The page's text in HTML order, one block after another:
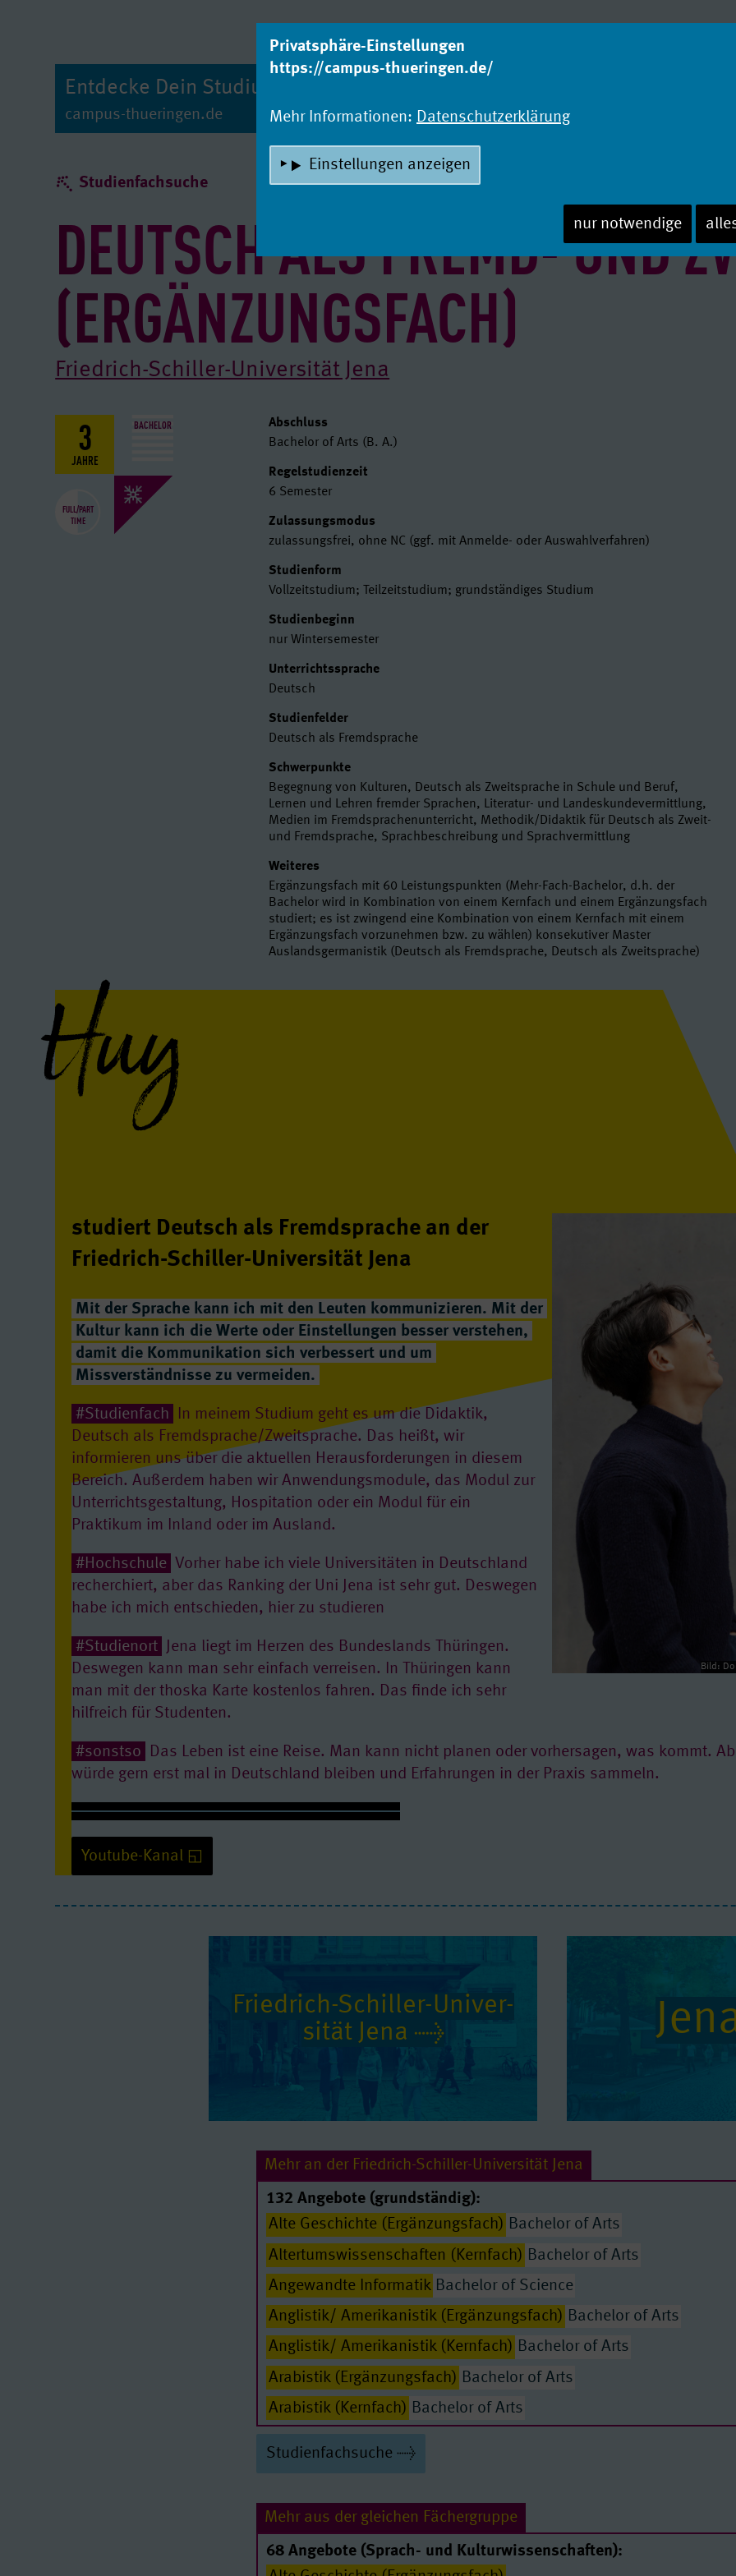
Entdecke Dein Studium!
campus-thueringen.de Studienangebot
Studienfachsuche
DEUTSCH ALS FREMD- UND
(ERGÄNZUNGSFACH)
Friedrich-Schiller-Universität Jena
3
JAHRE
BACHELOR
FULL/PART
TIME
Basisdaten
Abschluss
Bachelor of Arts (B. A.)
Regelstudienzeit
6 Semester
Zulassungsmodus
zulassungsfrei, ohne NC (ggf. mit Anmelde- oder Auswahlverfahren)
Studienform
Vollzeitstudium; Teilzeitstudium; grundständiges Studium
Studienbeginn
nur Wintersemester
Unterrichtssprache
Deutsch
Studienfelder
Deutsch als Fremdsprache
Schwerpunkte
Begegnung von Kulturen, Deutsch als Zweitsprache in Schule und Beruf,
Lernen und Lehren fremder Sprachen, Literatur- und Landeskundevermittlung,
Medien im Fremdsprachenunterricht, Methodik/Didaktik für Deutsch als Zweit-
und Fremdsprache, Sprachbeschreibung und Sprachvermittlung
Weiteres
Ergänzungsfach mit 60 Leistungspunkten (Mehr-Fach-Bachelor, d.h. der
Bachelor wird in Kombination von einem Kernfach und einem Ergänzungsfach
studiert; es ist zwingend eine Kombination von einem Kernfach mit einem
Ergänzungsfach vorzunehmen bzw. zu wählen) konsekutiver Master
Auslandsgermanistik (Deutsch als Fremdsprache, Deutsch als Zweitsprache)
Interview(s)
Huy
Bild:
studiert Deutsch als Fremdsprache an der
Friedrich-Schiller-Universität Jena
Mit der Sprache kann ich mit den Leuten kommunizieren. Mit der
Kultur kann ich die Werte oder Einstellungen besser verstehen,
damit die Kommunikation sich verbessert und um
Missverständnisse zu vermeiden.
#Studienfach
In meinem Studium geht es um die Didaktik,
Deutsch als Fremdsprache/Zweitsprache. Das heißt, wir
informieren uns über die aktuellen Herausforderungen in diesem
Bereich. Außerdem haben wir Anwendungsmodule, das Modul zur
Unterrichtsgestaltung, Hospitation oder ein Modul für ein
Praktikum im Inland oder im Ausland.
#Hochschule Vorher habe ich viele Universitäten in Deutschland
recherchiert, aber das Ranking der Uni Jena ist sehr gut. Deswegen
habe ich mich entschieden, hier zu studieren
#Studienort
Jena liegt im Herzen des Bundeslands Thüringen.
Deswegen kann man sehr einfach verreisen. In Thüringen kann
man mit der thoska Karte kostenlos fahren. Das finde ich sehr
hilfreich für Studenten.
#sonstso
Das Leben ist eine Reise. Man kann nicht planen oder vorhersagen, was kommt.
würde gern erst mal in Deutschland bleiben und Erfahrungen in der Praxis sammeln.
Universität Jena
Youtube-Kanal
Friedrich-Schiller-Uni­ver­
si­tät Jena
Mehr an der Friedrich-Schiller-Universität Jena
132 Angebote (grundständig):
Alte Geschichte (Ergänzungsfach) Bachelor of Arts
Altertumswissenschaften (Kernfach) Bachelor of Arts
Angewandte Informatik Bachelor of Science
Anglistik/ Amerikanistik (Ergänzungsfach) Bachelor of Arts
Anglistik/ Amerikanistik (Kernfach) Bachelor of Arts
Arabistik (Ergänzungsfach) Bachelor of Arts
Arabistik (Kernfach) Bachelor of Arts
Biochemie/ Molekularbiologie Bachelor of Science
Biogeowissenschaften Bachelor of Science
Bioinformatik Bachelor of Science
Studienfachsuche
Mehr aus der gleichen Fächergruppe
68 Angebote (Sprach- und Kulturwissenschaften):
Privatsphäre-Einstellungen
https://campus-thueringen.de/
Mehr Informationen: Datenschutzerklärung
Einstellungen anzeigen
nur notwendige